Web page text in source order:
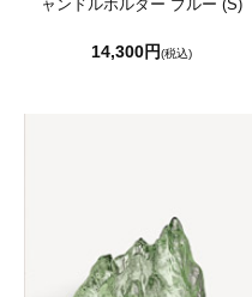
ャンドルホルダー ブルー (S)
14,300円(税込)